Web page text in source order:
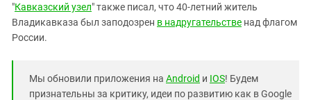
"Кавказский узел" также писал, что 40-летний житель
Владикавказа был заподозрен в надругательстве над флагом
России.
Мы обновили приложения на Android и IOS! Будем
признательны за критику, идеи по развитию как в Google